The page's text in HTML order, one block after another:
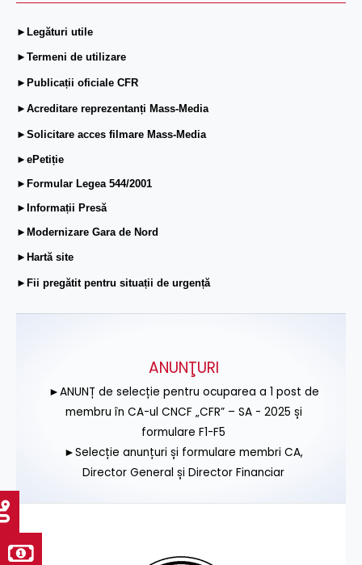
►Legături utile
►Termeni de utilizare
►Publicații oficiale CFR
►Acreditare reprezentanți Mass-Media
►Solicitare acces filmare Mass-Media
►ePetiție
►Formular Legea 544/2001
►Informații Presă
►Modernizare Gara de Nord
►Hartă site
►Fii pregătit pentru situații de urgență
ANUNŢURI
►ANUNȚ de selecție pentru ocuparea a 1 post de
membru în CA-ul CNCF „CFR” – SA - 2025 și
formulare F1-F5
►Selecție anunțuri și formulare membri CA,
Director General și Director Financiar